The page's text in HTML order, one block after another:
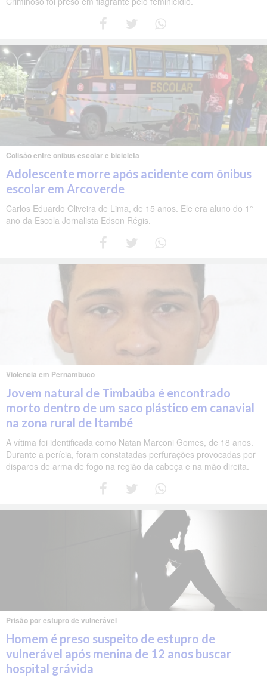
Colisão entre ônibus escolar e bicicleta
Adolescente morre após acidente com ônibus
escolar em Arcoverde
Carlos Eduardo Oliveira de Lima, de 15 anos. Ele era aluno do 1°
ano da Escola Jornalista Edson Régis.
Violência em Pernambuco
Jovem natural de Timbaúba é encontrado
morto dentro de um saco plástico em canavial
na zona rural de Itambé
A vítima foi identificada como Natan Marconi Gomes, de 18 anos.
Durante a perícia, foram constatadas perfurações provocadas por
disparos de arma de fogo na região da cabeça e na mão direita.
Prisão por estupro de vulnerável
Homem é preso suspeito de estupro de
vulnerável após menina de 12 anos buscar
hospital grávida